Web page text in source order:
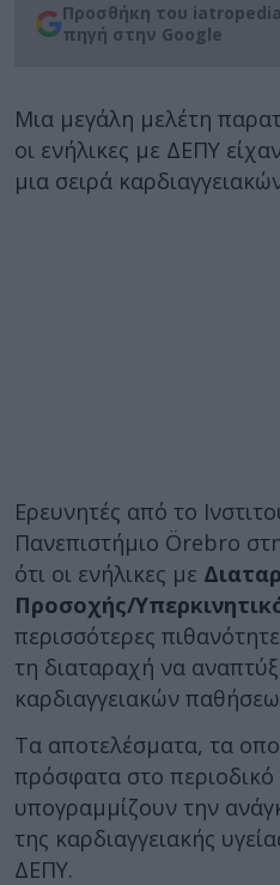
Προσθήκη του
πηγή στην Google
Μια μεγάλη μελέτη
οι ενήλικες με ΔΕΠΥ
μια σειρά
Ερευνητές από το
Πανεπιστήμιο Örebro
ότι οι ενήλικες με
Προσοχής/
περισσότερες
τη διαταραχή να
καρδιαγγειακών
Τα αποτελέσματα, τα
πρόσφατα στο περιοδικό
υπογραμμίζουν την
της καρδιαγγειακής
ΔΕΠΥ.